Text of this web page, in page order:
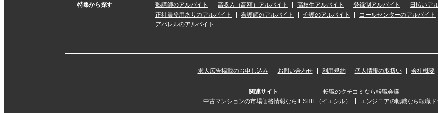
特集から探す 塾講師のアルバイト 高収入（高額）アルバイト 高校生アルバイト 登録制アルバイト
日払いア
正社員登用ありのアルバイト
看護師のアルバイト 介護のアルバイト
コールセンターのアルバイト
アパレルのアルバイト
求人広告掲載のお申し込み お問い合わせ 利用規約 個人情報の取扱い 会社概要
関連サイト
転職のクチコミなら転職会議
中古マンションの市場価格情報ならIESHIL（イエシル）
エンジニアの転職なら転職ド